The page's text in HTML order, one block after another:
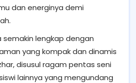
dan energinya demi
lengkap dengan
yang kompak dan dinamis
disusul ragam pentas seni
lainnya yang mengundang